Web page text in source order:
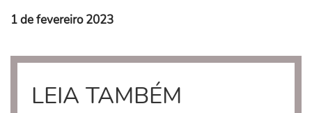
1 de fevereiro 2023
LEIA TAMBÉM